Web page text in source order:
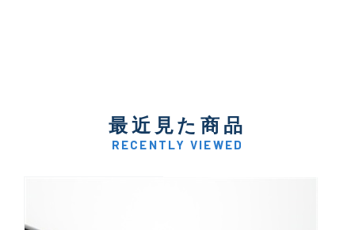
最近見た商品
RECENTLY VIEWED